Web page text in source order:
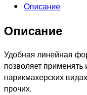
хвостиком
Описание
Описание
Удобная линейная
позволяет
парикмахерских
прочих.